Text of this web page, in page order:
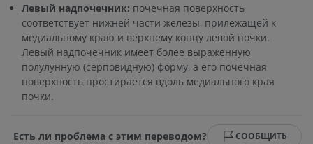
Левый надпочечник: почечная поверхность
соответствует нижней части железы, прилежащей к
медиальному краю и верхнему концу левой почки.
Левый надпочечник имеет более выраженную
полулунную (серповидную) форму, а его почечная
поверхность простирается вдоль медиального края
почки.
Есть ли проблема с этим переводом? СООБЩИТЬ